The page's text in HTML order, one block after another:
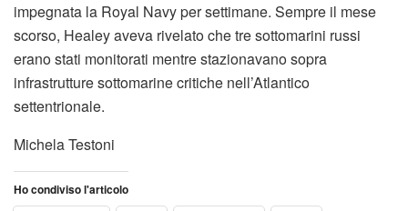
impegnata la Royal Navy per settimane. Sempre il mese
scorso, Healey aveva rivelato che tre sottomarini russi
erano stati monitorati mentre stazionavano sopra
infrastrutture sottomarine critiche nell’Atlantico
settentrionale.
Michela Testoni
Ho condiviso l'articolo